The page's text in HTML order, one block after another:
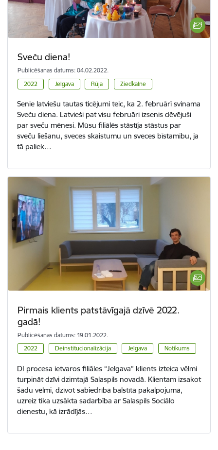
Sveču diena!
Publicēšanas datums: 04.02.2022.
2022
Jelgava Rūja Ziedkalne
Senie latviešu tautas ticējumi teic, ka 2. februārī svinama
Sveču diena. Latvieši pat visu februāri izsenis dēvējuši
par sveču mēnesi. Mūsu filiālēs stāstīja stāstus par
sveču liešanu, sveces skaistumu un sveces bīstamību, ja
tā paliek…
Pirmais klients patstāvīgajā dzīvē 2022.
gadā!
Publicēšanas datums: 19.01.2022.
2022
Deinstitucionalizācija Jelgava Notikums
DI procesa ietvaros filiāles “Jelgava” klients izteica vēlmi
turpināt dzīvi dzimtajā Salaspils novadā. Klientam izsakot
šādu vēlmi, dzīvot sabiedrībā balstītā pakalpojumā,
uzreiz tika uzsākta sadarbība ar Salaspils Sociālo
dienestu, kā izrādījās…